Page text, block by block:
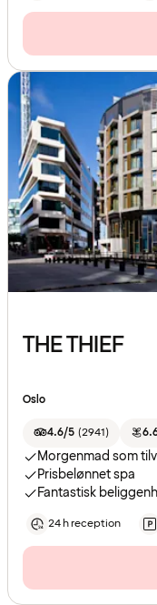
THE THIEF
Oslo
4.6/5 (2941)
Morgenmad som
Prisbelønnet spa
Fantastisk
24 h reception